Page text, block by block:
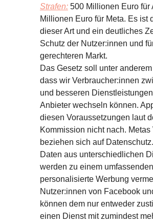
Strafen: 500 Millionen Euro für
Millionen Euro für Meta. Es ist
dieser Art und ein deutliches
Schutz der Nutzer:innen und
gerechteren Markt.
Das Gesetz soll unter
dass wir Verbraucher:innen
und besseren
Anbieter wechseln können.
diesen Voraussetzungen laut
Kommission nicht nach. Metas
beziehen sich auf
Daten aus unterschiedlichen
werden zu einem
personalisierte Werbung
Nutzer:innen von Facebook
können dem nur entweder
einen Dienst mit zumindest